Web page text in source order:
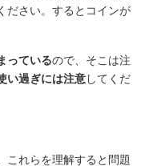
ださい。するとコインが
っているので、そこは注
い過ぎには注意してくだ
これらを理解すると問題